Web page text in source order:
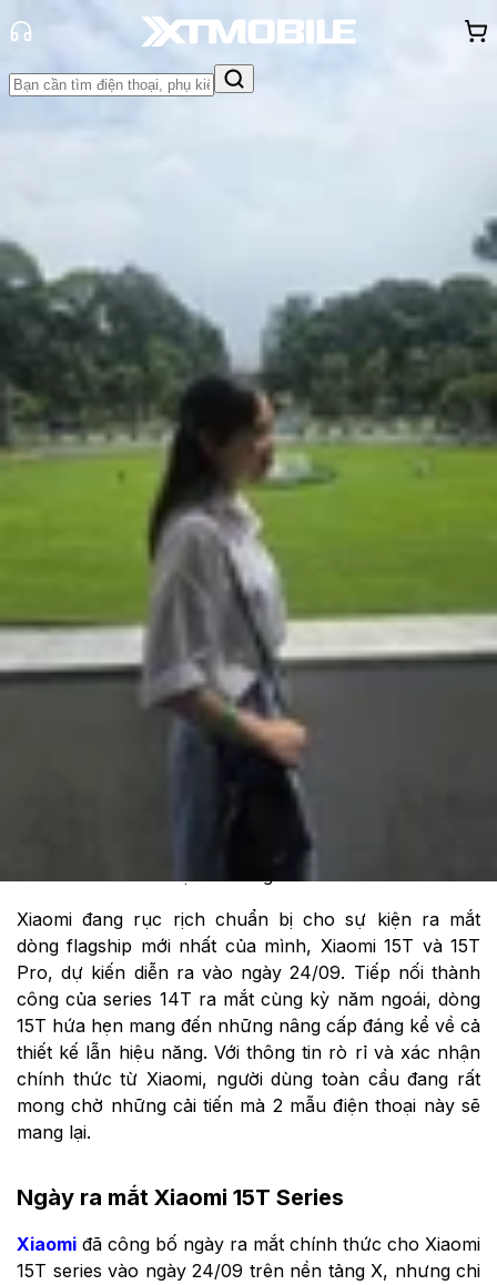
mãi
hàng - Sự kiện
Xiaomi 15T series xác nhận ra mắt
vào ngày 21 tháng 09 sắp tới
Hồng Huệ
Ngày đăng:09/09/2025
09/09/2025
Theo dõi XTMobile trên
Ngày ra mắt Xiaomi 15T Series
Xiaomi đang rục rịch chuẩn bị cho sự kiện ra mắt
dòng flagship mới nhất của mình, Xiaomi 15T và 15T
Pro, dự kiến diễn ra vào ngày 24/09. Tiếp nối thành
công của series 14T ra mắt cùng kỳ năm ngoái, dòng
15T hứa hẹn mang đến những nâng cấp đáng kể về cả
thiết kế lẫn hiệu năng. Với thông tin rò rỉ và xác nhận
chính thức từ Xiaomi, người dùng toàn cầu đang rất
mong chờ những cải tiến mà 2 mẫu điện thoại này sẽ
mang lại.
Ngày ra mắt Xiaomi 15T Series
Xiaomi đã công bố ngày ra mắt chính thức cho Xiaomi
15T series vào ngày 24/09 trên nền tảng X, nhưng chi